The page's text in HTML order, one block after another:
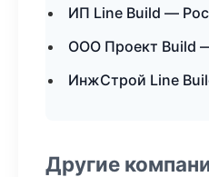
ИП Line Build —
ООО Проект Build
ИнжСтрой Line
Другие